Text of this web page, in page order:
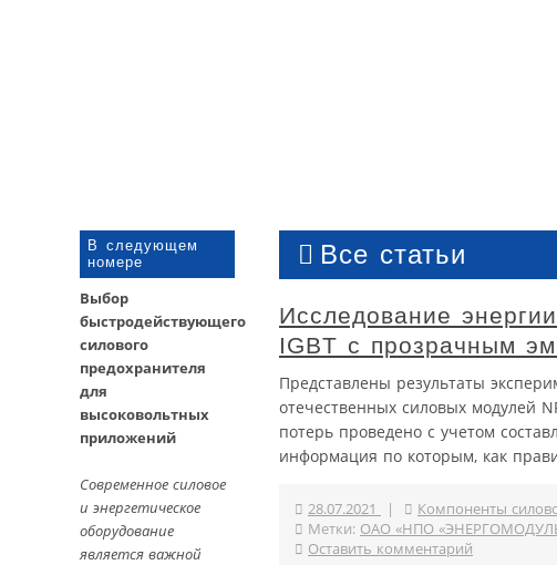
В следующем
номере
Выбор
быстродействующего
силового
предохранителя
для
высоковольтных
приложений
Современное силовое
и энергетическое
оборудование
является важной
Все статьи
Исследование
IGBT с прозрачным
Представлены результаты
отечественных силовых модулей
потерь проведено с учетом
информация по которым, как
28.07.2021 | Компоненты
Метки: ОАО «НПО
Оставить комментарий